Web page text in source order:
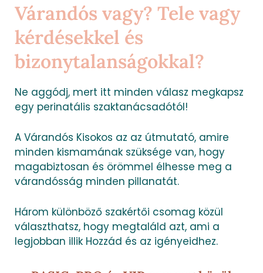
Várandós vagy? Tele vagy
kérdésekkel és
bizonytalanságokkal?
Ne aggódj, mert itt minden válasz megkapsz
egy perinatális szaktanácsadótól!
A Várandós Kisokos az az útmutató, amire
minden kismamának szüksége van, hogy
magabiztosan és örömmel élhesse meg a
várandósság minden pillanatát.
Három különböző szakértői csomag közül
választhatsz, hogy megtaláld azt, ami a
legjobban illik Hozzád és az igényeidhez.